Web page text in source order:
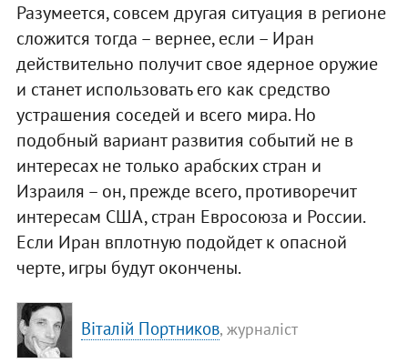
Разумеется, совсем другая ситуация в регионе
сложится тогда – вернее, если – Иран
действительно получит свое ядерное оружие
и станет использовать его как средство
устрашения соседей и всего мира. Но
подобный вариант развития событий не в
интересах не только арабских стран и
Израиля – он, прежде всего, противоречит
интересам США, стран Евросоюза и России.
Если Иран вплотную подойдет к опасной
черте, игры будут окончены.
Віталій Портников, журналіст